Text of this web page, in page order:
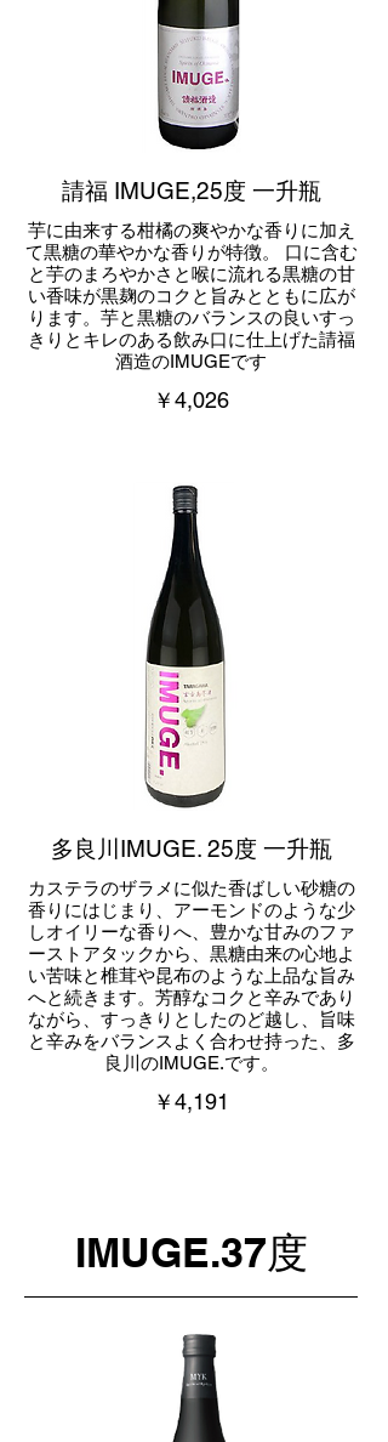
請福 IMUGE,25度 一升瓶
芋に由来する柑橘の爽やかな香りに加え
て黒糖の華やかな香りが特徴。 口に含む
と芋のまろやかさと喉に流れる黒糖の甘
い香味が黒麹のコクと旨みとともに広が
ります。芋と黒糖のバランスの良いすっ
きりとキレのある飲み口に仕上げた請福
酒造のIMUGEです
￥4,026
多良川IMUGE. 25度 一升瓶
カステラのザラメに似た香ばしい砂糖の
香りにはじまり、アーモンドのような少
しオイリーな香りへ、豊かな甘みのファ
ーストアタックから、黒糖由来の心地よ
い苦味と椎茸や昆布のような上品な旨み
へと続きます。芳醇なコクと辛みであり
ながら、すっきりとしたのど越し、旨味
と辛みをバランスよく合わせ持った、多
良川のIMUGE.です。
￥4,191
IMUGE.37度